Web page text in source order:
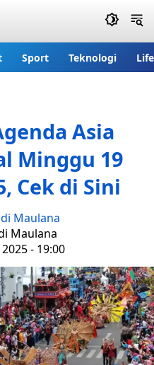
Sport Teknologi
Asia
Minggu 19
Cek di Sini
Maulana
Maulana
- 19:00